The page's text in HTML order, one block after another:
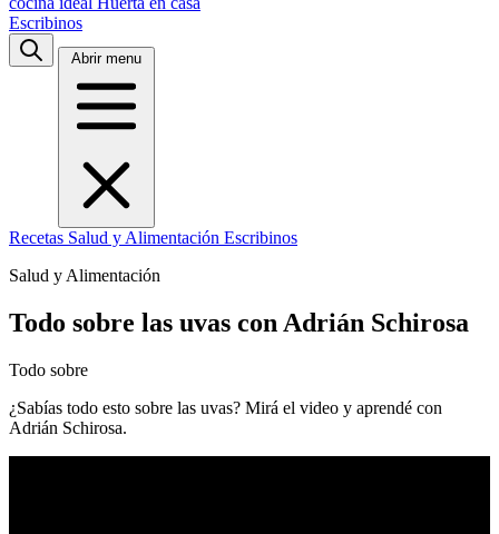
Escribinos
Abrir menu
Recetas Salud y Alimentación Escribinos
Salud y Alimentación
Todo sobre las uvas con Adrián Schirosa
Todo sobre
¿Sabías todo esto sobre las uvas? Mirá el video y aprendé con
Adrián Schirosa.